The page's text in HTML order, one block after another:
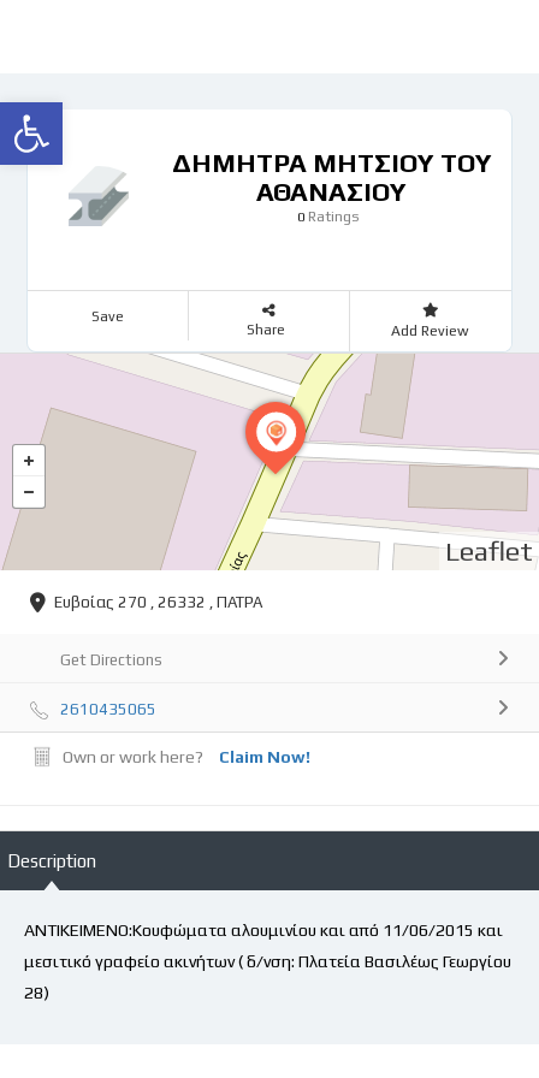
Ανοίξτε τη γραμμή εργαλείων
ΔΗΜΗΤΡΑ ΜΗΤΣΙΟΥ ΤΟΥ
ΑΘΑΝΑΣΙΟΥ
0Ratings
Save
Share Add Review
Leaflet
Ευβοίας 270 , 26332 , ΠΑΤΡΑ
Get Directions
2610435065
Own or work here? Claim Now!
Description
ΑΝΤΙΚΕΙΜΕΝΟ:Κουφώματα αλουμινίου και από 11/06/2015 και
μεσιτικό γραφείο ακινήτων ( δ/νση: Πλατεία Βασιλέως Γεωργίου
28)